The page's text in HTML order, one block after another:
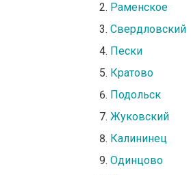
Раменское
Свердловский
Пески
Кратово
Подольск
Жуковский
Калининец
Одинцово